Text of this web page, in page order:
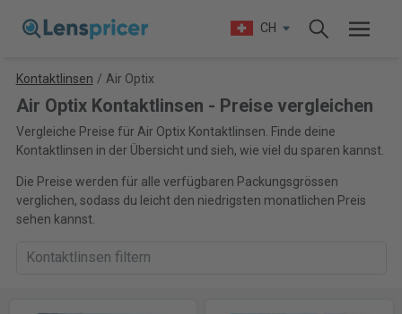
CH
Kontaktlinsen / Air Optix
Air Optix Kontaktlinsen - Preise vergleichen
Vergleiche Preise für Air Optix Kontaktlinsen. Finde deine
Kontaktlinsen in der Übersicht und sieh, wie viel du sparen kannst.
Die Preise werden für alle verfügbaren Packungsgrössen
verglichen, sodass du leicht den niedrigsten monatlichen Preis
sehen kannst.